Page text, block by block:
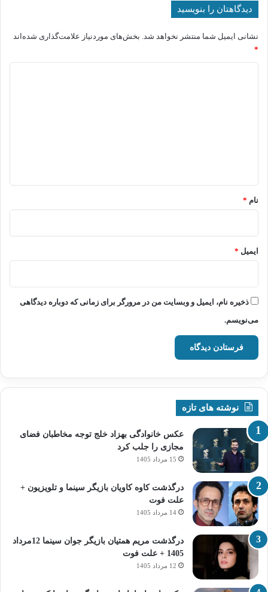
دیدگاهتان را بنویسید
نشانی ایمیل شما منتشر نخواهد شد. بخش‌های موردنیاز علامت‌گذاری شده‌اند
*
نام *
ایمیل *
ذخیره نام، ایمیل و وبسایت من در مرورگر برای زمانی که دوباره دیدگاهی
می‌نویسم.
نوشته های تازه
عکس خانوادگی بهزاد خلج توجه مخاطبان فضای
مجازی را جلب کرد
15 مرداد 1405
درگذشت کاوه کاویان بازیگر سینما و تلویزیون +
علت فوت
14 مرداد 1405
درگذشت مریم همتیان بازیگر جوان سینما 12مرداد
1405 + علت فوت
12 مرداد 1405